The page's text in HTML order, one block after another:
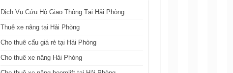
Dịch Vụ Cứu Hộ Giao Thông Tại Hải Phòng
Thuê xe nâng tại Hải Phòng
Cho thuê cẩu giá rẻ tại Hải Phòng
Cho thuê xe nâng Hải Phòng